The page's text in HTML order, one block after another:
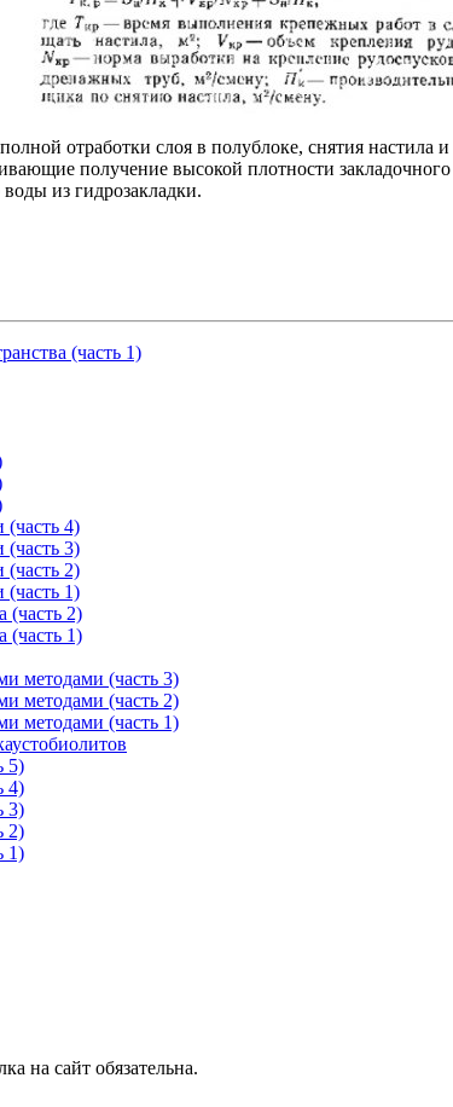
отработки слоя в полублоке, снятия
получение высокой плотности
из гидрозакладки.
(часть 1)
(часть 4)
(часть 3)
(часть 2)
(часть 1)
(часть 2)
(часть 1)
методами (часть 3)
методами (часть 2)
методами (часть 1)
5)
4)
3)
2)
1)
на сайт обязательна.